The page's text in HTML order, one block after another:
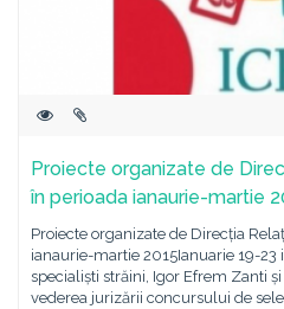
Proiecte organizate de
în perioada ianaurie-martie
Proiecte organizate de Direcția
ianaurie-martie 2015Ianuarie 19-
specialiști străini, Igor Efrem Zanti
vederea jurizării concursului de